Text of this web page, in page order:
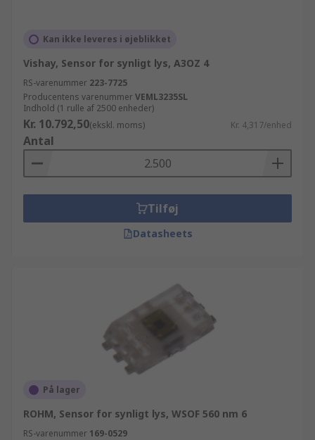
Kan ikke leveres i øjeblikket
Vishay, Sensor for synligt lys, A3OZ 4
RS-varenummer 223-7725
Producentens varenummerVEML3235SL
Indhold (1 rulle af 2500 enheder)
Kr. 10.792,50(ekskl. moms) Kr. 4,317/enhed
Antal
Tilføj
Datasheets
På lager
ROHM, Sensor for synligt lys, WSOF 560 nm 6
RS-varenummer 169-0529